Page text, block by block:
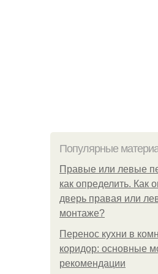
Популярные
Правые или левые
как определить. Как
дверь правая или
монтаже?
Перенос кухни в
коридор: основные
рекомендации